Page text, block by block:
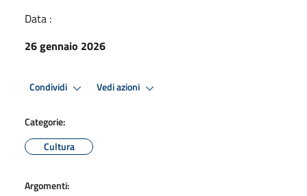
Data :
26 gennaio 2026
Condividi Vedi azioni
Categorie:
Cultura
Argomenti: